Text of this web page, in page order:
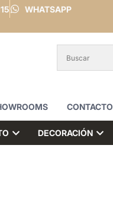
WHATSAPP
CONTACTO
DECORACIÓN